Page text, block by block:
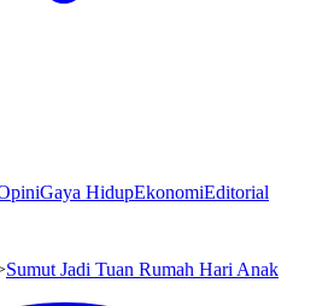
Gaya HidupEkonomiEditorial
Sumut Jadi Tuan Rumah Hari Anak